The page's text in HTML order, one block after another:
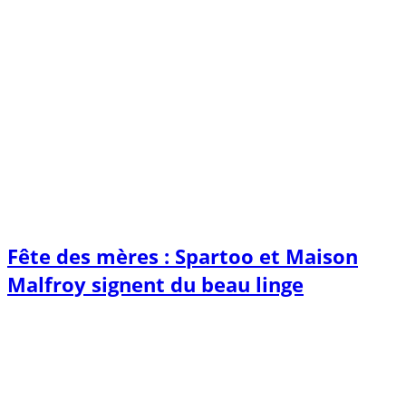
Fête des mères : Spartoo et Maison
Malfroy signent du beau linge